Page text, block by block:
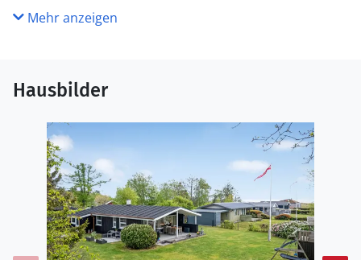
Die überdachte Terrasse mit Gasgrill lädt zu
Spaziergang könnt ihr den Strand erreichen und
entlang der Küste zum Hafen von Øster Hurup oder
ins Zentrum der Stadt laufen. Dort findet ihr eine
Vielzahl von Geschäften, Restaurants und die leckerste
Eisdiele, die die ganze Familie lieben wird. Dieses
Sommerhaus ist die perfekte Wahl für Familien, die
einen Urlaub voller Entspannung, Spiel und
Strandvergnügen im Herzen von Øster Hurup erleben
möchten.
Mehr anzeigen
Hausbilder